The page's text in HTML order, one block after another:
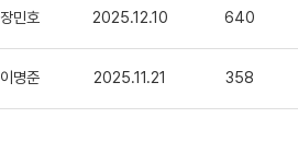
장민호 2025.12.10 640
이명준 2025.11.21 358